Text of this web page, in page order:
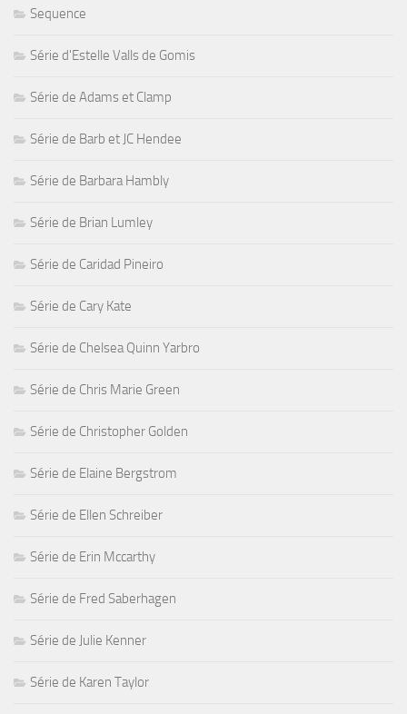
Sequence
Série d'Estelle Valls de Gomis
Série de Adams et Clamp
Série de Barb et JC Hendee
Série de Barbara Hambly
Série de Brian Lumley
Série de Caridad Pineiro
Série de Cary Kate
Série de Chelsea Quinn Yarbro
Série de Chris Marie Green
Série de Christopher Golden
Série de Elaine Bergstrom
Série de Ellen Schreiber
Série de Erin Mccarthy
Série de Fred Saberhagen
Série de Julie Kenner
Série de Karen Taylor